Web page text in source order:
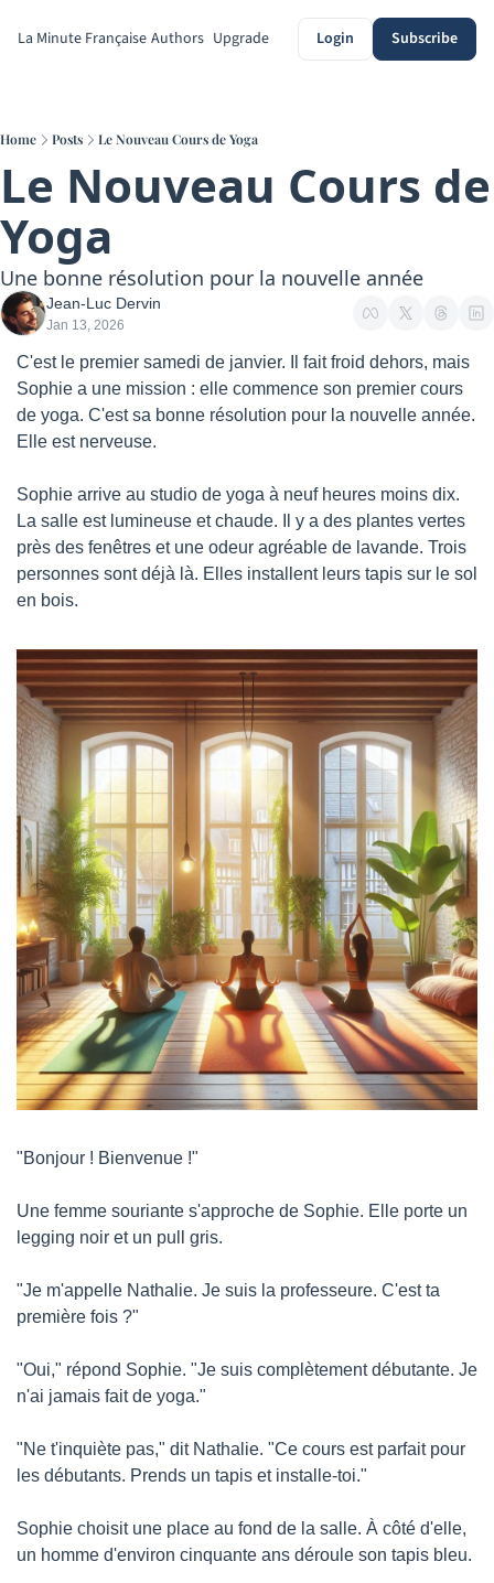
La Minute Française Authors Upgrade Login Subscribe
Home Posts Le Nouveau Cours de Yoga
Le Nouveau Cours de
Yoga
Une bonne résolution pour la nouvelle année
Jean-Luc Dervin
Jan 13, 2026
C'est le premier samedi de janvier. Il fait froid dehors, mais
Sophie a une mission : elle commence son premier cours
de yoga. C'est sa bonne résolution pour la nouvelle année.
Elle est nerveuse.
Sophie arrive au studio de yoga à neuf heures moins dix.
La salle est lumineuse et chaude. Il y a des plantes vertes
près des fenêtres et une odeur agréable de lavande. Trois
personnes sont déjà là. Elles installent leurs tapis sur le sol
en bois.
"Bonjour ! Bienvenue !"
Une femme souriante s'approche de Sophie. Elle porte un
legging noir et un pull gris.
"Je m'appelle Nathalie. Je suis la professeure. C'est ta
première fois ?"
"Oui," répond Sophie. "Je suis complètement débutante. Je
n'ai jamais fait de yoga."
"Ne t'inquiète pas," dit Nathalie. "Ce cours est parfait pour
les débutants. Prends un tapis et installe-toi."
Sophie choisit une place au fond de la salle. À côté d'elle,
un homme d'environ cinquante ans déroule son tapis bleu.